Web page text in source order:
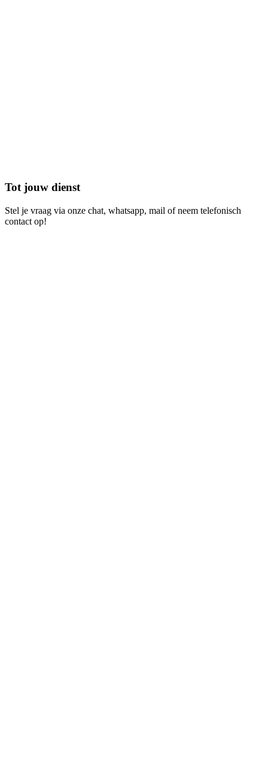
Tot jouw dienst
Stel je vraag via onze chat, whatsapp, mail of neem telefonisch
contact op!